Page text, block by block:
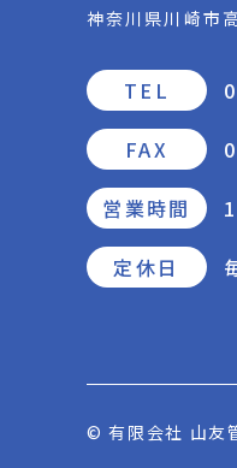
神奈川県川崎市
TEL
FAX
営業時間
定休日
© 有限会社 山